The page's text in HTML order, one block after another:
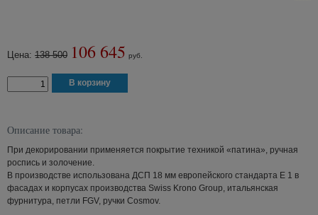
Цена: 138 500 106 645 руб.
Описание товара:
При декорировании применяется покрытие техникой «патина», ручная
роспись и золочение.
В производстве использована ДСП 18 мм европейского стандарта Е 1 в
фасадах и корпусах производства Swiss Krono Group, итальянская
фурнитура, петли FGV, ручки Cosmov.